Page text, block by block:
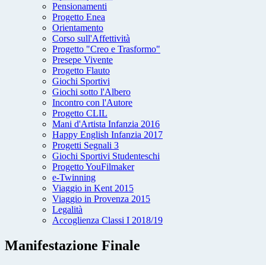
Pensionamenti
Progetto Enea
Orientamento
Corso sull'Affettività
Progetto "Creo e Trasformo"
Presepe Vivente
Progetto Flauto
Giochi Sportivi
Giochi sotto l'Albero
Incontro con l'Autore
Progetto CLIL
Mani d'Artista Infanzia 2016
Happy English Infanzia 2017
Progetti Segnali 3
Giochi Sportivi Studenteschi
Progetto YouFilmaker
e-Twinning
Viaggio in Kent 2015
Viaggio in Provenza 2015
Legalità
Accoglienza Classi I 2018/19
Manifestazione Finale